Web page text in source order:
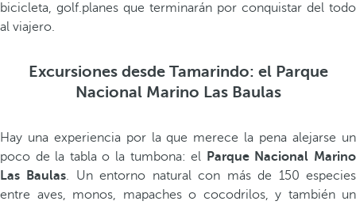
bicicleta, golf.planes que terminarán por conquistar del todo
al viajero.
Excursiones desde Tamarindo: el Parque
Nacional Marino Las Baulas
Hay una experiencia por la que merece la pena alejarse un
poco de la tabla o la tumbona: el Parque Nacional Marino
Las Baulas. Un entorno natural con más de 150 especies
entre aves, monos, mapaches o cocodrilos, y también un